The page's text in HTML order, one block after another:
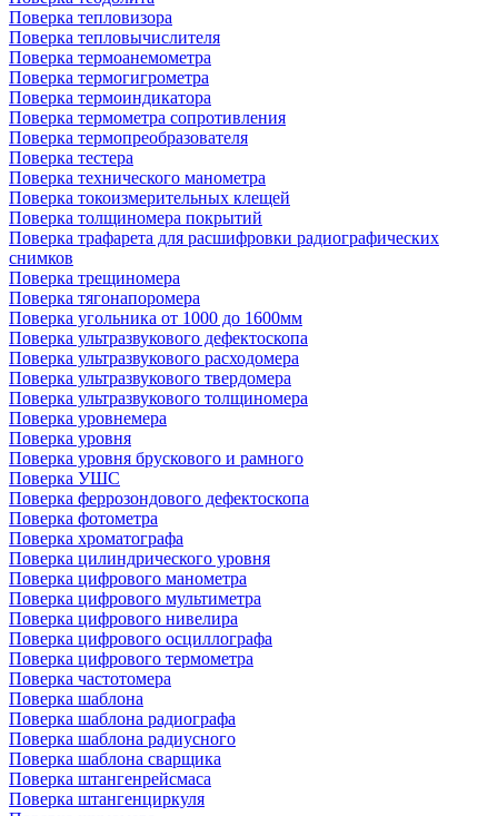
Поверка тепловизора
Поверка тепловычислителя
Поверка термоанемометра
Поверка термогигрометра
Поверка термоиндикатора
Поверка термометра сопротивления
Поверка термопреобразователя
Поверка тестера
Поверка технического манометра
Поверка токоизмерительных клещей
Поверка толщиномера покрытий
Поверка трафарета для расшифровки радиографических
снимков
Поверка трещиномера
Поверка тягонапоромера
Поверка угольника от 1000 до 1600мм
Поверка ультразвукового дефектоскопа
Поверка ультразвукового расходомера
Поверка ультразвукового твердомера
Поверка ультразвукового толщиномера
Поверка уровнемера
Поверка уровня
Поверка уровня брускового и рамного
Поверка УШС
Поверка феррозондового дефектоскопа
Поверка фотометра
Поверка хроматографа
Поверка цилиндрического уровня
Поверка цифрового манометра
Поверка цифрового мультиметра
Поверка цифрового нивелира
Поверка цифрового осциллографа
Поверка цифрового термометра
Поверка частотомера
Поверка шаблона
Поверка шаблона радиографа
Поверка шаблона радиусного
Поверка шаблона сварщика
Поверка штангенрейсмаса
Поверка штангенциркуля